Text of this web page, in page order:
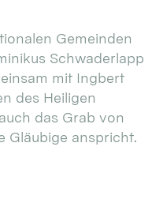
Gemeinden
Schwaderlapp
mit Ingbert
des Heiligen
das Grab von
Gläubige anspricht.